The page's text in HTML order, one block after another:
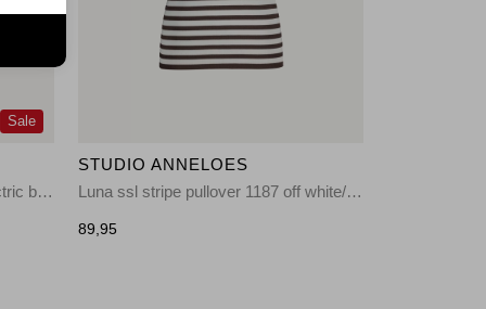
Sale
Lenti structure pullover 7301 electric blue
STUDIO ANNELOES
Luna ssl stripe pullover 1187 off white/espresso
89,95